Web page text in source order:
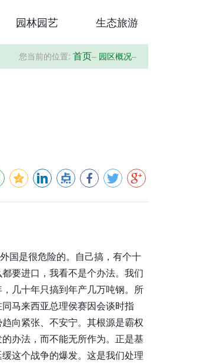
园林园艺 生态旅游
您当前的位置: 首页– 园区概况–
国是很危险的。自己搞，有个十
要进口，我看不是个办法。我们
几十年只搞到年产几万吨钢。所
马来西亚总理侯赛因会谈时指
向紧张、不安宁。其根源是霸权
办法，而不能无所作为。正是基
这个战争的爆发。这是我们处理